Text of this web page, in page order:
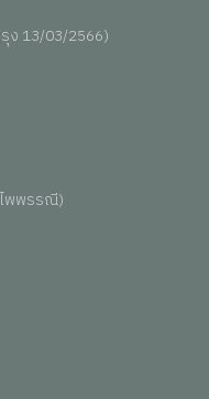
ง 13/03/2566)
พพรรณี)